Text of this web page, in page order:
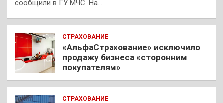
сообщили в ГУ МЧС. На…
СТРАХОВАНИЕ
«АльфаСтрахование» исключило
продажу бизнеса «сторонним
покупателям»
СТРАХОВАНИЕ